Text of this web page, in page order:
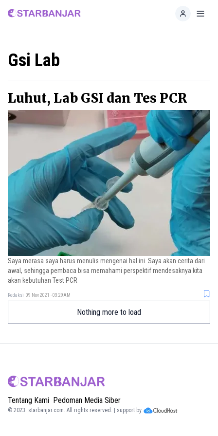
Home
Gsi Lab
Luhut, Lab GSI dan Tes PCR
Saya merasa saya harus menulis mengenai hal ini. Saya akan cerita dari
awal, sehingga pembaca bisa memahami perspektif mendesaknya kita
akan kebutuhan Test PCR
Redaksi 09 Nov 2021 - 03:29AM
Nothing more to load
Tentang Kami Pedoman Media Siber
© 2023. starbanjar.com. All rights reserved. | support by